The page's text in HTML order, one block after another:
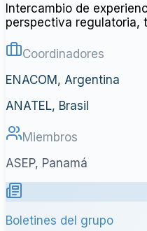
Intercambio de
perspectiva regulatoria,
Coordinadores
ENACOM, Argentina
ANATEL, Brasil
Miembros
ASEP, Panamá
Boletines del grupo